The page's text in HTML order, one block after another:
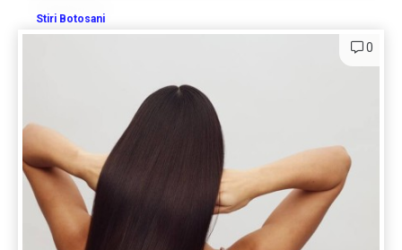
Stiri Botosani
0